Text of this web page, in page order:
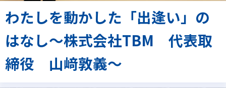
わたしを動かした「出逢い」の
はなし～株式会社TBM 代表取
締役 山﨑敦義～